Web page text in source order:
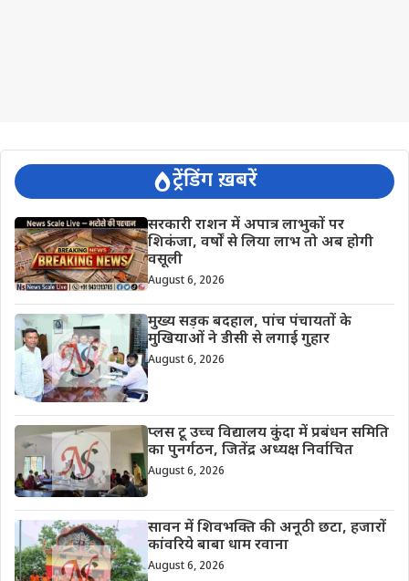
ट्रेंडिंग ख़बरें
सरकारी राशन में अपात्र लाभुकों पर
शिकंजा, वर्षों से लिया लाभ तो अब होगी
वसूली
August 6, 2026
मुख्य सड़क बदहाल, पांच पंचायतों के
मुखियाओं ने डीसी से लगाई गुहार
August 6, 2026
प्लस टू उच्च विद्यालय कुंदा में प्रबंधन समिति
का पुनर्गठन, जितेंद्र अध्यक्ष निर्वाचित
August 6, 2026
सावन में शिवभक्ति की अनूठी छटा, हजारों
कांवरिये बाबा धाम रवाना
August 6, 2026